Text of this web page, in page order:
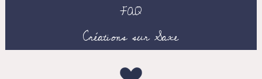
FAQ
Créations sur Saxe